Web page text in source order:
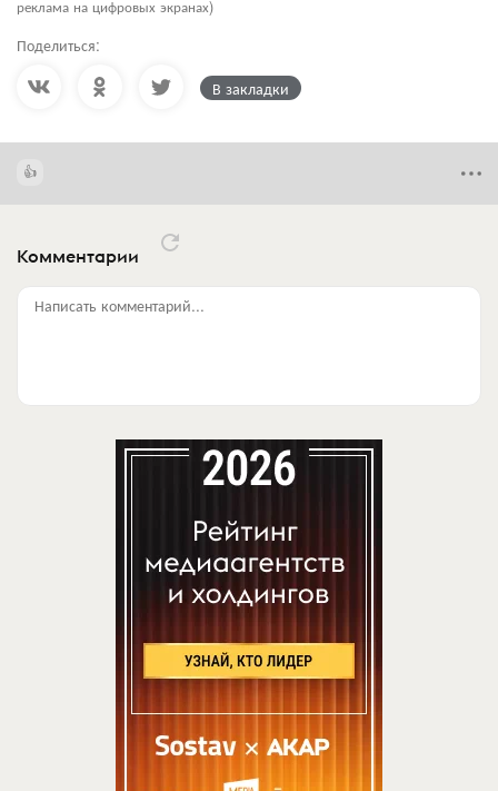
реклама на цифровых экранах)
Поделиться:
В закладки
Комментарии
Написать комментарий...